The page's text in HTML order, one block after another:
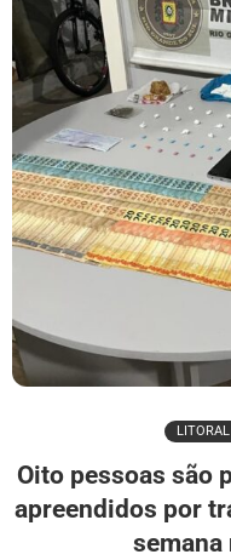
Oito pessoas são
apreendidos por